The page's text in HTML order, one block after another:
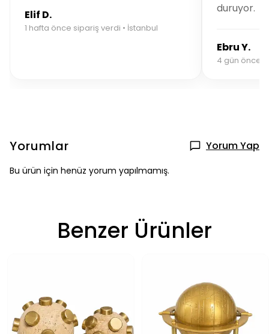
Elif D.
1 hafta önce sipariş verdi • İstanbul
duruyor.
Ebru Y.
4 gün önce
Yorumlar Yorum Yap
Bu ürün için henüz yorum yapılmamış.
Benzer Ürünler